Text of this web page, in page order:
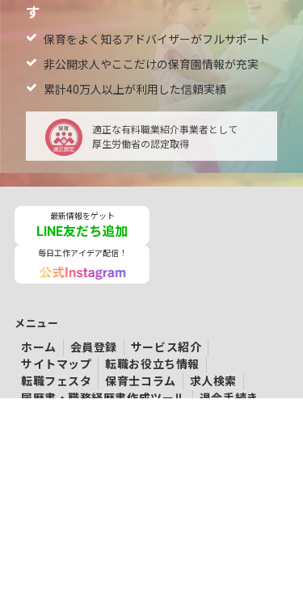
す
保育をよく知るアドバイザーがフルサポート
非公開求人やここだけの保育園情報が充実
累計40万人以上が利用した信頼実績
適正な有料職業紹介事業者として
厚生労働省の認定取得
最新情報をゲット
LINE友だち追加
毎日工作アイデア配信！
メニュー
ホーム 会員登録
サービス紹介
サイトマップ
転職お役立ち情報
転職フェスタ
保育士コラム
求人検索
履歴書・職務経歴書作成ツール
退会手続き